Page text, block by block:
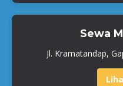
Sewa
Jl. Kramatandap,